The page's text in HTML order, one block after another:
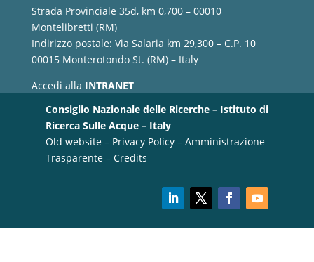
Strada Provinciale 35d, km 0,700 – 00010
Montelibretti (RM)
Indirizzo postale: Via Salaria km 29,300 – C.P. 10
00015 Monterotondo St. (RM) – Italy
Accedi alla INTRANET
Consiglio Nazionale delle Ricerche – Istituto di
Ricerca Sulle Acque – Italy
Old website– Privacy Policy– Amministrazione
Trasparente– Credits